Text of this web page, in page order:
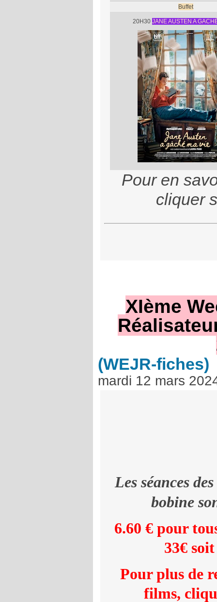
Buffet
20H30 JANE AUSTEN A
Pour en
cliquer
XIème
(WEJR-fiches)
mardi 12 mars
Les séances
bobine
6.60 € pour
33€
Pour plus de
films,